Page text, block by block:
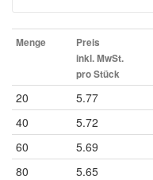
Menge
Preis
inkl. MwSt.
pro Stück
20 5.77
40 5.72
60 5.69
80 5.65